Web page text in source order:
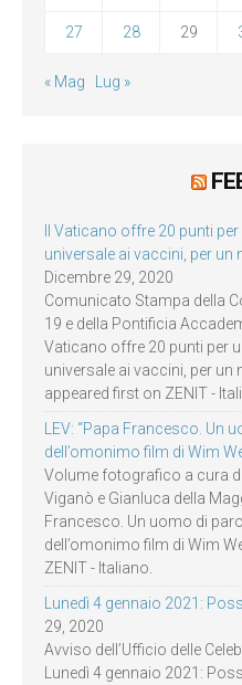
27 28 29
« Mag Lug »
Il Vaticano offre 20 punti
universale ai vaccini, per
Dicembre 29, 2020
Comunicato Stampa della
19 e della Pontificia
Vaticano offre 20 punti per
universale ai vaccini, per
appeared first on ZENIT -
LEV: “Papa Francesco. Un
dell’omonimo film di Wim
Volume fotografico a cura
Viganò e Gianluca della
Francesco. Un uomo di
dell’omonimo film di Wim
ZENIT - Italiano.
Lunedì 4 gennaio 2021:
29, 2020
Avviso dell’Ufficio delle
Lunedì 4 gennaio 2021: